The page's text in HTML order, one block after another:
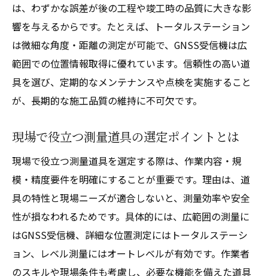
は、わずかな誤差が後の工程や竣工時の品質に大きな影
響を与えるからです。たとえば、トータルステーション
は微細な角度・距離の測定が可能で、GNSS受信機は広
範囲での位置情報取得に優れています。信頼性の高い道
具を選び、定期的なメンテナンスや点検を実施すること
が、長期的な施工品質の維持に不可欠です。
現場で役立つ測量道具の選定ポイントとは
現場で役立つ測量道具を選定する際は、作業内容・規
模・精度要件を明確にすることが重要です。理由は、道
具の特性と現場ニーズが適合しないと、測量効率や安全
性が損なわれるためです。具体的には、広範囲の測量に
はGNSS受信機、詳細な位置測定にはトータルステーシ
ョン、レベル測量にはオートレベルが有効です。作業者
のスキルや現場条件も考慮し、必要な機能を備えた道具